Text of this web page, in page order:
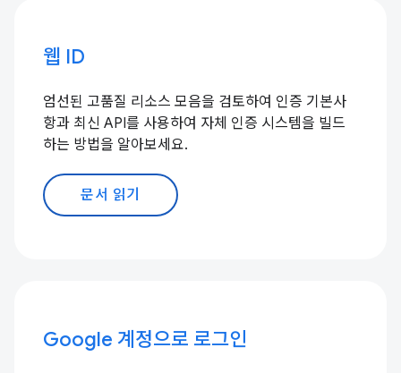
웹 ID
엄선된 고품질 리소스 모음을 검토하여 인증 기본사
항과 최신 API를 사용하여 자체 인증 시스템을 빌드
하는 방법을 알아보세요.
문서 읽기
Google 계정으로 로그인